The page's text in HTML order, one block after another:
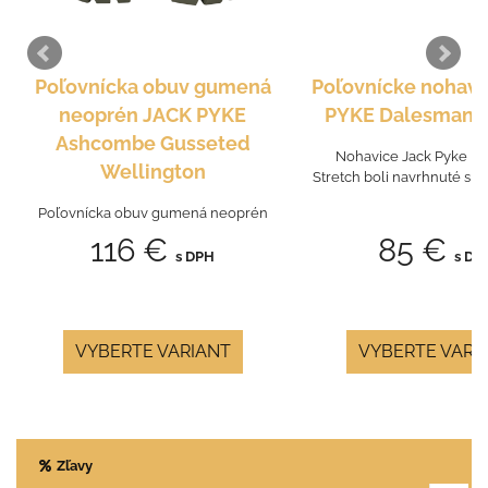
Poľovnícka obuv gumená
neoprén JACK PYKE
Ashcombe Gusseted
Wellington
Poľovnícka obuv gumená neoprén
116 € s DPH
VYBERTE VARIANT
Poľovnícke
PYKE Dalesman
Nohavice Jack Pyke
Stretch boli navrhnuté s
85 € s
VYBERTE
Zľavy